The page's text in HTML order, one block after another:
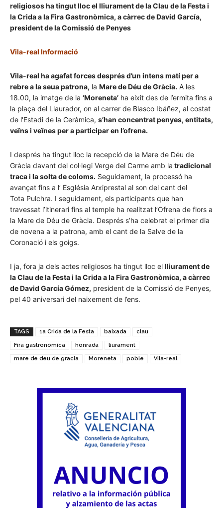
religiosos ha tingut lloc el lliurament de la Clau de la Festa i
la Crida a la Fira Gastronòmica, a càrrec de David García,
president de la Comissió de Penyes
Vila-real Informació
Vila-real ha agafat forces després d’un intens matí per a
rebre a la seua patrona, la Mare de Déu de Gràcia. A les
18.00, la imatge de la ‘Moreneta’ ha eixit des de l’ermita fins a
la plaça del Llaurador, on al carrer de Blasco Ibáñez, al costat
de l'Estadi de la Ceràmica, s’han concentrat penyes, entitats,
veïns i veïnes per a participar en l’ofrena.
I després ha tingut lloc la recepció de la Mare de Déu de
Gràcia davant del col·legi Verge del Carme amb la tradicional
traca i la solta de coloms. Seguidament, la processó ha
avançat fins a l’ Església Arxiprestal al son del cant del
Tota Pulchra. I seguidament, els participants que han
travessat l’itinerari fins al temple ha realitzat l’Ofrena de flors a
la Mare de Déu de Gràcia. Després s’ha celebrat el primer dia
de novena a la patrona, amb el cant de la Salve de la
Coronació i els goigs.
I ja, fora ja dels actes religiosos ha tingut lloc el lliurament de
la Clau de la Festa i la Crida a la Fira Gastronòmica, a càrrec
de David GarcíaGómez, president de la Comissió de Penyes,
pel 40 aniversari del naixement de l’ens.
TAGS 1a Crida de la Festa baixada clau
Fira gastronòmica honrada liurament
mare de deu de gracia Moreneta poble Vila-real